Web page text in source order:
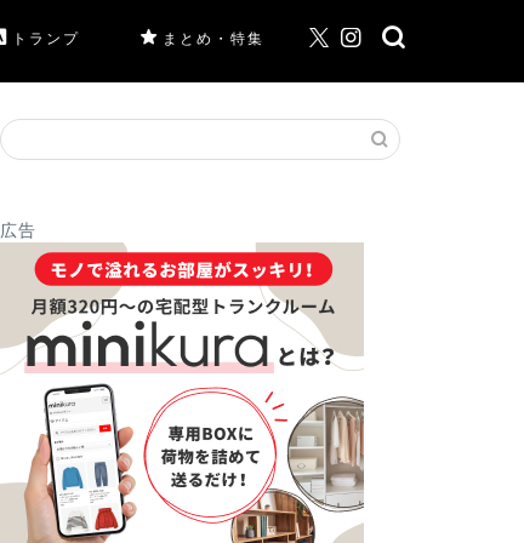
トランプ まとめ・特集
広告